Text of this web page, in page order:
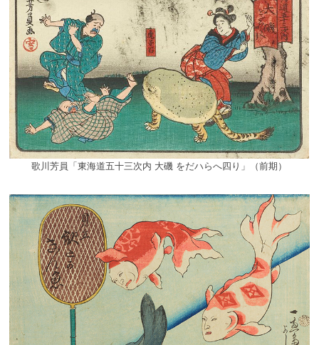
歌川芳員「東海道五十三次内 大磯 をだハらへ四り」（前期）